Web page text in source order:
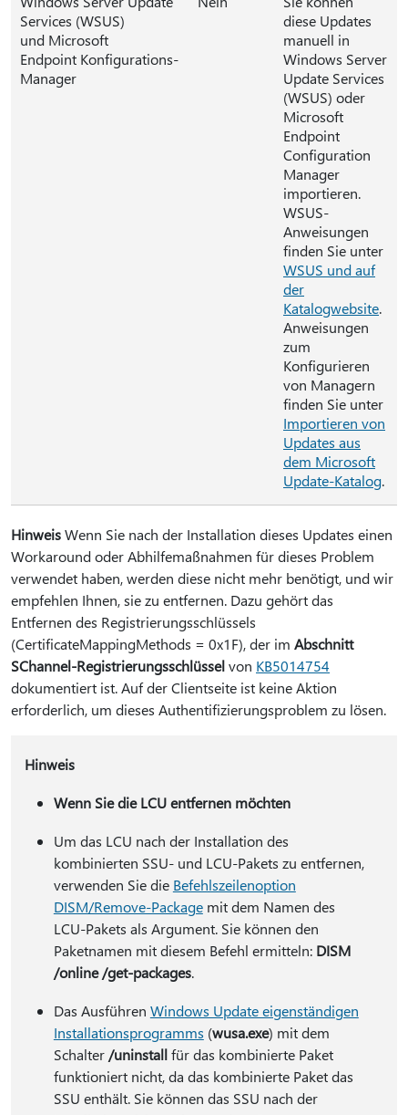
Services (WSUS)
und Microsoft
Endpoint Konfigurations-
Manager
diese Updates
manuell in
Windows Server
Update Services
(WSUS) oder
Microsoft
Endpoint
Configuration
Manager
importieren.
WSUS-
Anweisungen
finden Sie unter
WSUS und auf
der
Katalogwebsite.
Anweisungen
zum
Konfigurieren
von Managern
finden Sie unter
Importieren von
Updates aus
dem Microsoft
Update-Katalog.
HinweisWenn Sie nach der Installation dieses Updates einen
Workaround oder Abhilfemaßnahmen für dieses Problem
verwendet haben, werden diese nicht mehr benötigt, und wir
empfehlen Ihnen, sie zu entfernen. Dazu gehört das
Entfernen des Registrierungsschlüssels
(CertificateMappingMethods = 0x1F), der im Abschnitt
SChannel-Registrierungsschlüsselvon KB5014754
dokumentiert ist. Auf der Clientseite ist keine Aktion
erforderlich, um dieses Authentifizierungsproblem zu lösen.
Hinweis
Wenn Sie die LCU entfernen möchten
Um das LCU nach der Installation des
kombinierten SSU- und LCU-Pakets zu entfernen,
verwenden Sie die Befehlszeilenoption
DISM/Remove-Packagemit dem Namen des
LCU-Pakets als Argument. Sie können den
Paketnamen mit diesem Befehl ermitteln: DISM
/online /get-packages.
Das Ausführen Windows Update eigenständigen
Installationsprogramms (wusa.exe) mit dem
Schalter /uninstallfür das kombinierte Paket
funktioniert nicht, da das kombinierte Paket das
SSU enthält. Sie können das SSU nach der